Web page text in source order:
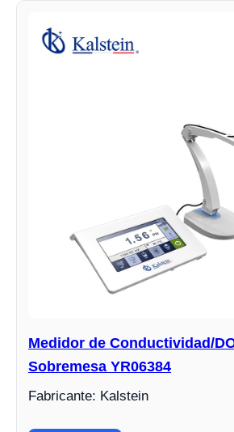
Medidor de Conductividad/
Sobremesa YR06384
Fabricante: Kalstein